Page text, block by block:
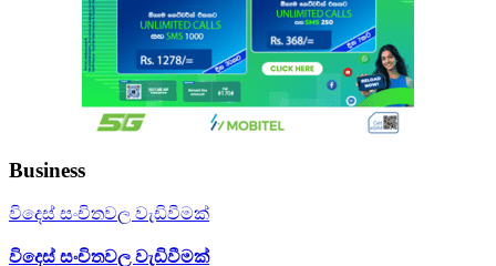
Business
විදෙස් සංචිතවල වැඩිවීමක්
විදෙස් සංචිතවල වැඩිවීමක්